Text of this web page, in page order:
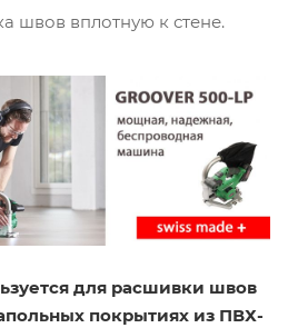
швов вплотную к стене.
для расшивки швов
покрытиях из ПВХ-